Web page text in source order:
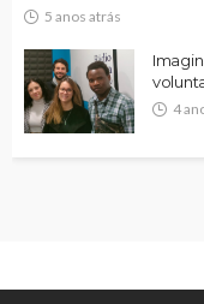
5 anos atrás
4